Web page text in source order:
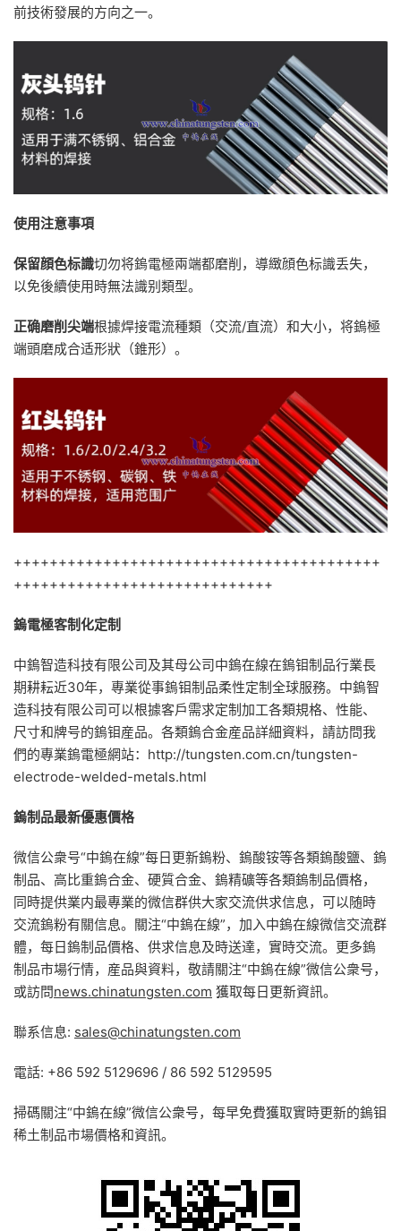
前技術發展的方向之一。
使用注意事項
保留顔色标識切勿将鎢電極兩端都磨削，導緻顔色标識丢失，
以免後續使用時無法識别類型。
正确磨削尖端根據焊接電流種類（交流/直流）和大小，将鎢極
端頭磨成合适形狀（錐形）。
+++++++++++++++++++++++++++++++++++++++++
+++++++++++++++++++++++++++++
鎢電極客制化定制
中鎢智造科技有限公司及其母公司中鎢在線在鎢钼制品行業長
期耕耘近30年，專業從事鎢钼制品柔性定制全球服務。中鎢智
造科技有限公司可以根據客戶需求定制加工各類規格、性能、
尺寸和牌号的鎢钼産品。各類鎢合金産品詳細資料，請訪問我
們的專業鎢電極網站：http://tungsten.com.cn/tungsten-
electrode-welded-metals.html
鎢制品最新優惠價格
微信公衆号“中鎢在線”每日更新鎢粉、鎢酸铵等各類鎢酸鹽、鎢
制品、高比重鎢合金、硬質合金、鎢精礦等各類鎢制品價格，
同時提供業内最專業的微信群供大家交流供求信息，可以随時
交流鎢粉有關信息。關注“中鎢在線”，加入中鎢在線微信交流群
體，每日鎢制品價格、供求信息及時送達，實時交流。更多鎢
制品市場行情，産品與資料，敬請關注“中鎢在線”微信公衆号，
或訪問news.chinatungsten.com 獲取每日更新資訊。
聯系信息: sales@chinatungsten.com
電話: +86 592 5129696 / 86 592 5129595
掃碼關注“中鎢在線”微信公衆号，每早免費獲取實時更新的鎢钼
稀土制品市場價格和資訊。